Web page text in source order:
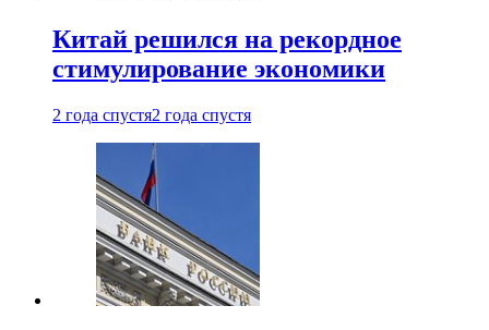
Китай решился на рекордное
стимулирование экономики
2 года спустя2 года спустя